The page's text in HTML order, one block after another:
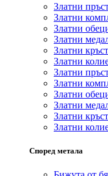
Златни
Златни
Златни
Златни
Златни
Златни
Златни
Златни
Златни
Златни
Златни
Златни
Според метала